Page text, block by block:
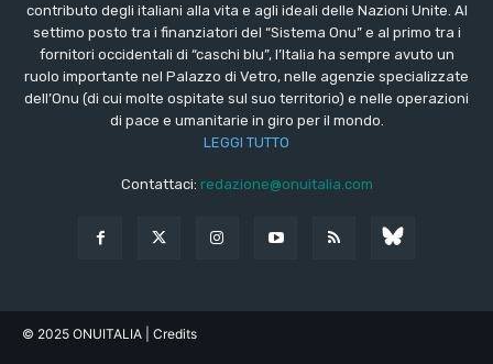
contributo degli italiani alla vita e agli ideali delle Nazioni Unite. Al
settimo posto tra i finanziatori del “Sistema Onu” e al primo tra i
fornitori occidentali di “caschi blu”, l’Italia ha sempre avuto un
ruolo importante nel Palazzo di Vetro, nelle agenzie specializzate
dell’Onu (di cui molte ospitate sul suo territorio) e nelle operazioni
di pace e umanitarie in giro per il mondo.
LEGGI TUTTO
Contattaci: redazione@onuitalia.com
© 2025 ONUITALIA | Credits